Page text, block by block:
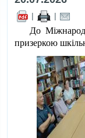
| |
До
призеркою